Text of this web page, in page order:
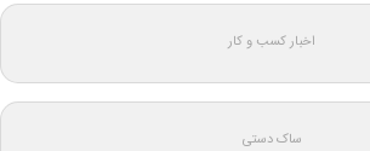
اخبار کسب و کار
ساک دستی